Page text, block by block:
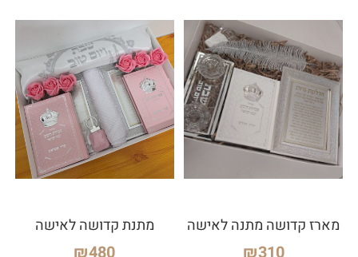
מארז קדושה מתנה לאישה מתנת קדושה לאישה